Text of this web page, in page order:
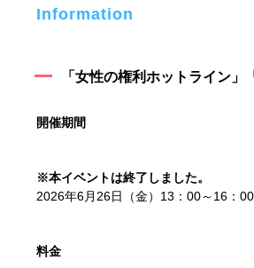
Information
「女性の権利ホットライン
開催期間
※本イベントは終了しました。
2026年6月26日（金）13：00～16：00
料金